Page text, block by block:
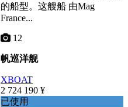
的船型。这艘船 由Mag
France...
12
帆巡洋舰
XBOAT
2 724 190 ¥
已使用